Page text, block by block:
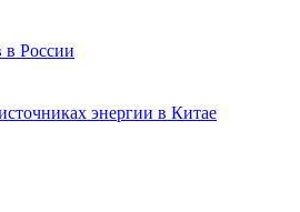
в России
энергии в Китае